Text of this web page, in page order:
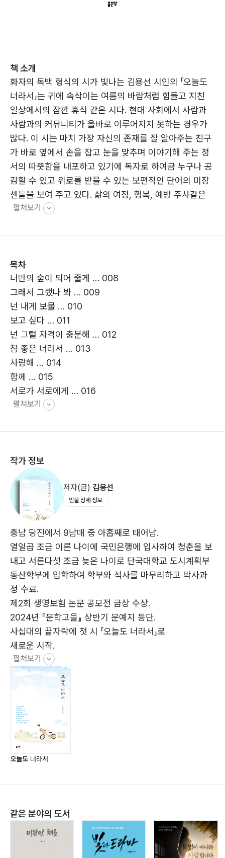
책 소개
화자의 독백 형식의 시가 빛나는 김용선 시인의 「오늘도
너라서」는 귀에 속삭이는 여름의 바람처럼 힘들고 지친
일상에서의 잠깐 휴식 같은 시다. 현대 사회에서 사람과
사람과의 커뮤니티가 올바로 이루어지지 못하는 경우가
많다. 이 시는 마치 가장 자신의 존재를 잘 알아주는 친구
가 바로 옆에서 손을 잡고 눈을 맞추며 이야기해 주는 정
서의 따뜻함을 내포하고 있기에 독자로 하여금 누구나 공
감할 수 있고 위로를 받을 수 있는 보편적인 단어의 미장
센들을 보여 주고 있다. 삶의 여정, 행복, 예방 주사같은
구성요소들을 시에 배치하며 커다란 격려의 그림을 만들
‘『문학고을』 심사위원 심사평’ 중에서
펼쳐보기
목차
너만의 숲이 되어 줄게 … 008
그래서 그랬나 봐 … 009
넌 내게 보물 … 010
보고 싶다 … 011
넌 그럴 자격이 충분해 … 012
참 좋은 너라서 … 013
사랑해 … 014
함께 … 015
서로가 서로에게 … 016
아낌없이 줄 거야 1 … 017
난 너에게 … 021
너에게 갈 수 있게 … 022
네가 참 좋아 … 023
소중한 너라서 … 024
네가 있어서 … 025
너만을 위한 저금통 … 026
너의 마음 … 027
너를 만나고 … 028
날씨 … 029
그냥 네가 좋은 거야 … 030
시간 … 031
기준 … 032
아낌없이 줄 거야 2 … 033
난 말야 … 034
괜찮아 … 035
누군가가 별이라면 … 036
길들여지기 … 037
마음과 마음 … 038
좋은 사람 … 039
노력으로 안 되는 게 있어 … 040
너라서 그랬나 봐 … 041
내가 행복한 이유 … 042
오늘도 너니까. 너라서 … 046
참 좋다 … 047
내게 선물 … 048
펼쳐보기
작가 정보
저자(글) 김용선
인물 상세 정보
충남 당진에서 9남매 중 아홉째로 태어남.
열일곱 조금 이른 나이에 국민은행에 입사하여 청춘을 보
내고 서른다섯 조금 늦은 나이로 단국대학교 도시계획부
동산학부에 입학하여 학부와 석사를 마무리하고 박사과
정 수료.
제2회 생명보험 논문 공모전 금상 수상.
2024년 『문학고을』 상반기 문예지 등단.
사십대의 끝자락에 첫 시 「오늘도 너라서」로
새로운 시작.
펼쳐보기
오늘도 너라서
같은 분야의 도서